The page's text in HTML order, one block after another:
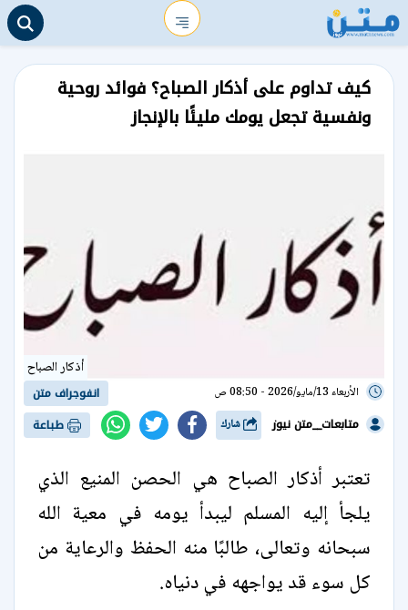
كيف تداوم على أذكار الصباح؟ فوائد روحية
ونفسية تجعل يومك مليئًا بالإنجاز
أذكار الصباح
الأربعاء 13/مايو/2026 - 08:50 ص
انفوجراف متن
متابعات__متن نيوز
طباعة
تعتبر أذكار الصباح هي الحصن المنيع الذي
يلجأ إليه المسلم ليبدأ يومه في معية الله
سبحانه وتعالى، طالبًا منه الحفظ والرعاية من
كل سوء قد يواجهه في دنياه.